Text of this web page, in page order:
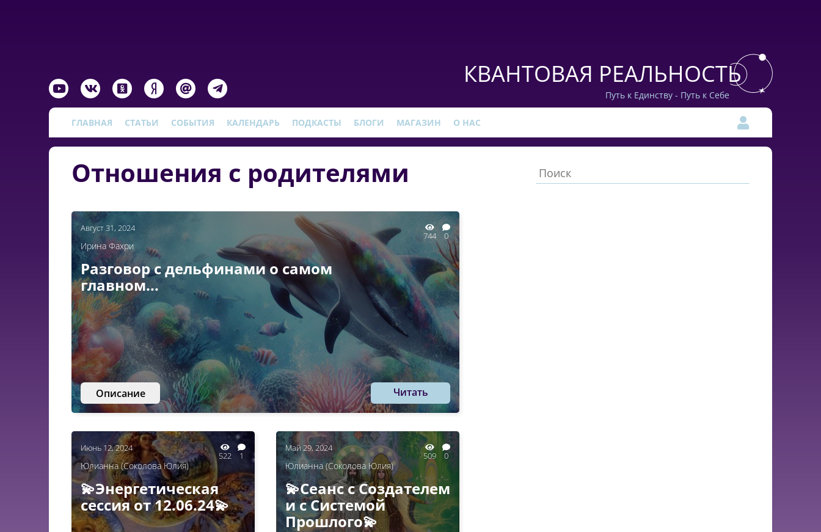
КВАНТОВАЯ РЕАЛЬНОСТЬ
Путь к Единству - Путь к Себе
ГЛАВНАЯ СТАТЬИ СОБЫТИЯ КАЛЕНДАРЬ ПОДКАСТЫ БЛОГИ МАГАЗИН О НАС
Отношения с родителями
Август 31, 2024
744 0
Ирина Фахри
Разговор с дельфинами о самом
главном...
Описание Читать
Июнь 12, 2024
522 1
Юлианна (Соколова Юлия)
💫Энергетическая
сессия от 12.06.24💫
Май 29, 2024
509 0
Юлианна (Соколова Юлия)
💫Сеанс с Создателем
и с Системой
Прошлого💫